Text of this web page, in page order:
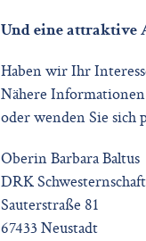
Und eine attraktive
Haben wir Ihr
Nähere
oder wenden Sie sich
Oberin Barbara Baltus
DRK
Sauterstraße 81
67433 Neustadt